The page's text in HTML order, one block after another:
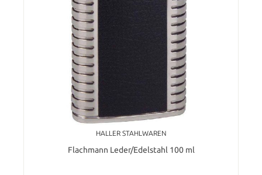
HALLER STAHLWAREN
Flachmann Leder/Edelstahl 100 ml